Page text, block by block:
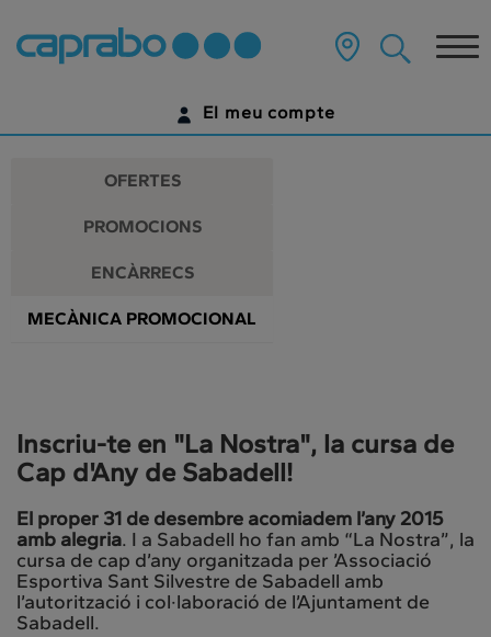
Promocions
descomptes
als
nostres
supermercats
contingut
pàgina
El meu compte
ENCARA NO TENS UN COMPTE DIGITAL?
OFERTES
PROMOCIONS
ENCÀRRECS
MECÀNICA PROMOCIONAL
Inscriu-te en "La Nostra", la cursa de
Cap d'Any de Sabadell!
El proper 31 de desembre acomiadem l’any 2015
amb alegria. I a Sabadell ho fan amb “La Nostra”, la
cursa de cap d’any organitzada per ’Associació
Esportiva Sant Silvestre de Sabadell amb
l’autorització i col·laboració de l’Ajuntament de
Sabadell.